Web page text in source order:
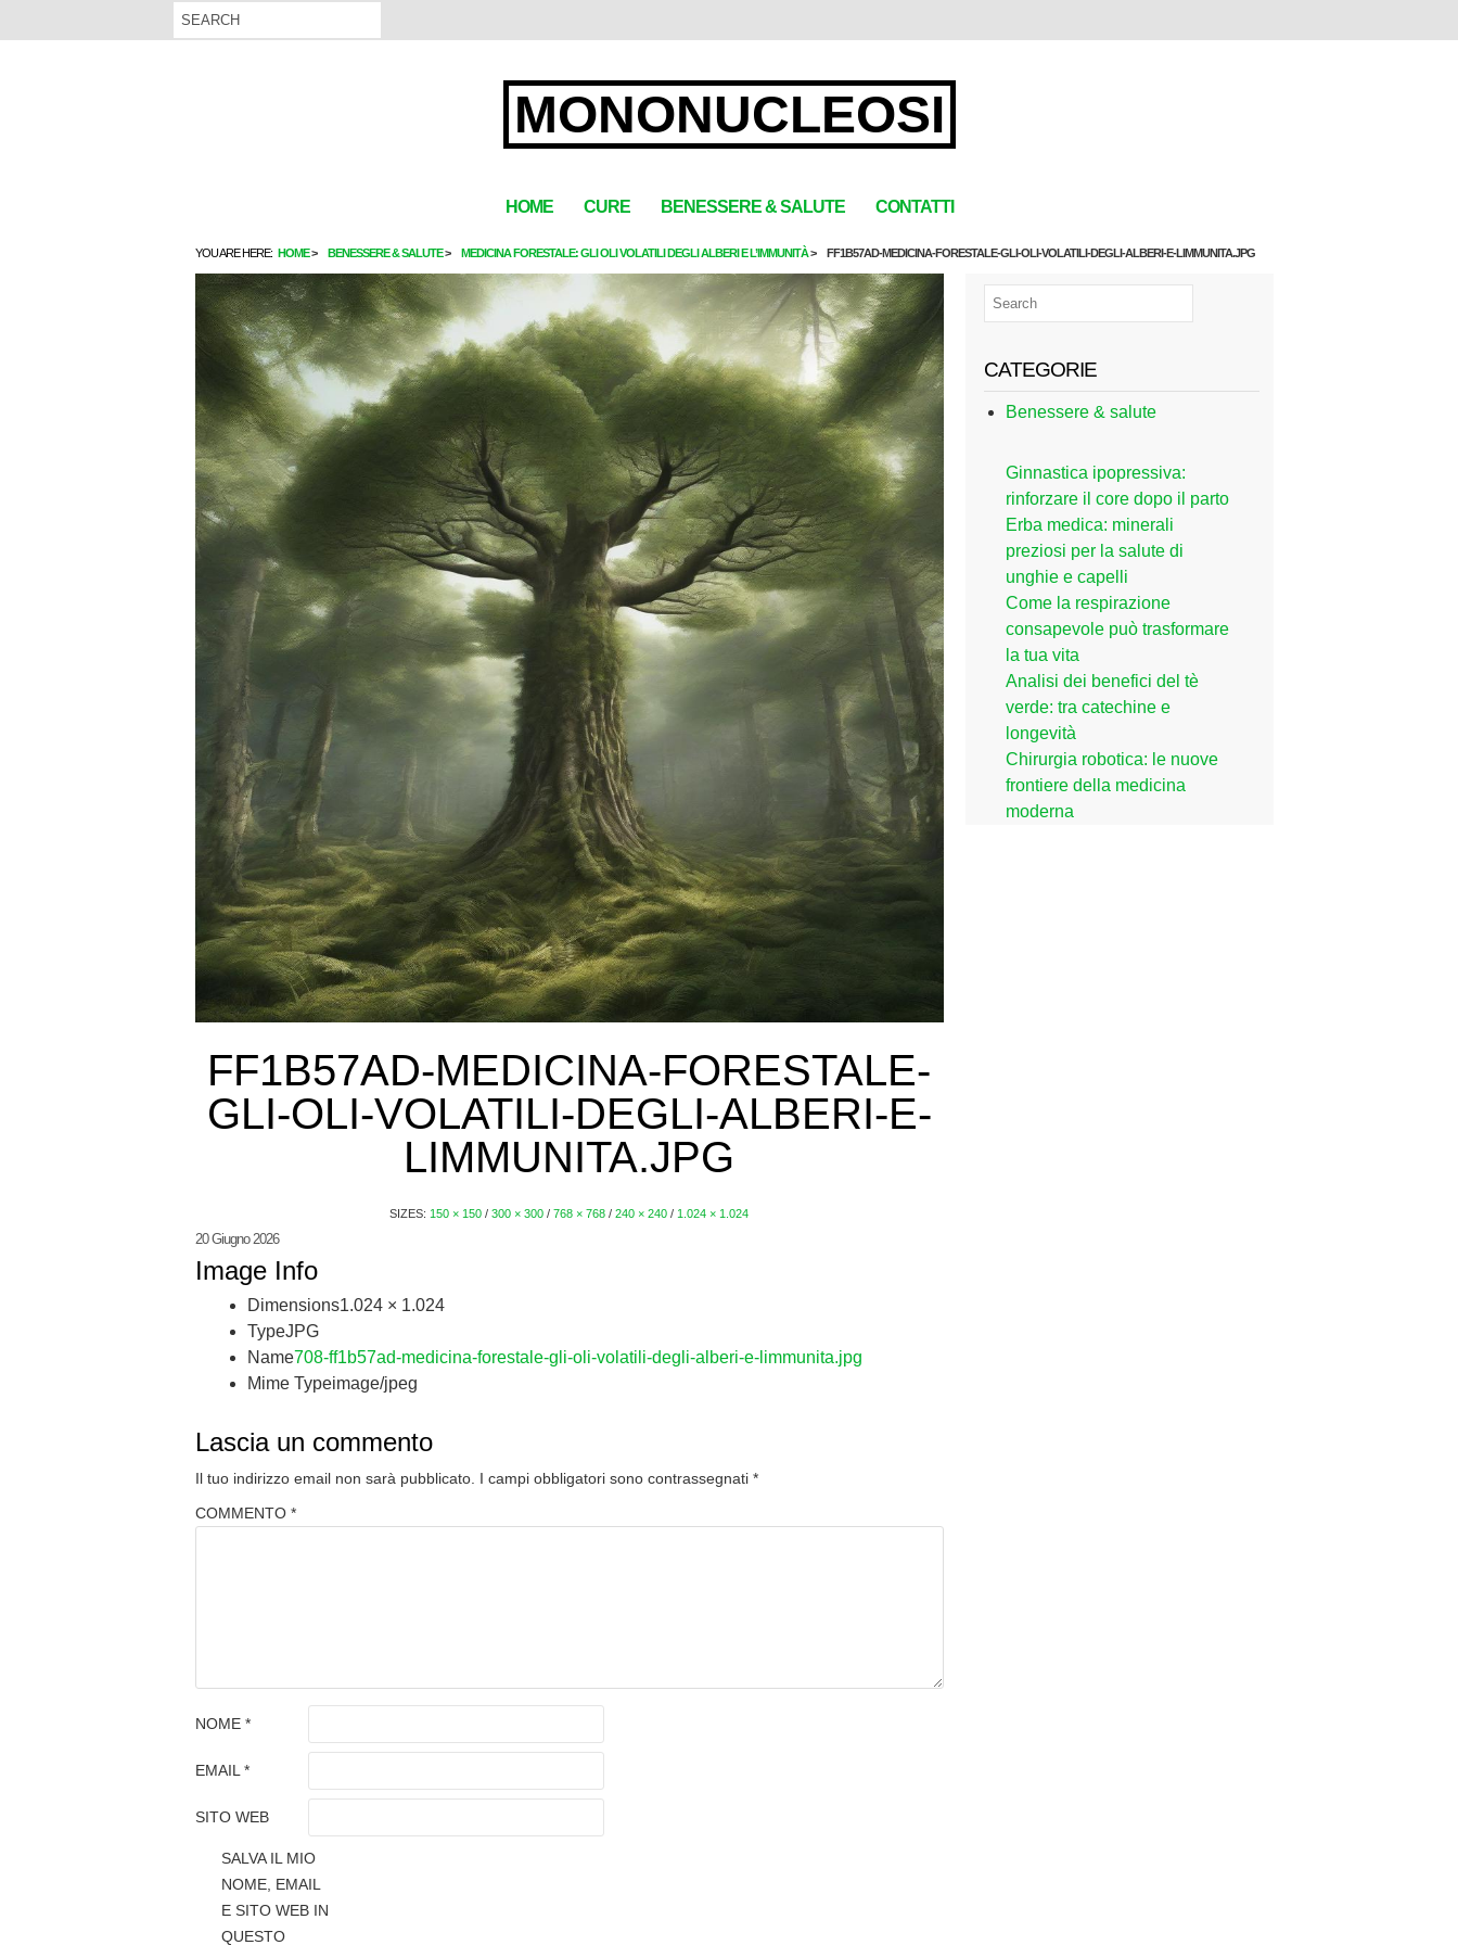
MONONUCLEOSI
HOME CURE BENESSERE & SALUTE CONTATTI
YOU ARE HERE: HOME BENESSERE & SALUTE MEDICINA FORESTALE: GLI OLI VOLATILI DEGLI ALBERI E L’IMMUNITÀ FF1B57AD-MEDICINA-FORESTALE-GLI-OLI-VOLATILI-DEGLI-ALBERI-E-LIMMUNITA.JPG
FF1B57AD-MEDICINA-FORESTALE-
GLI-OLI-VOLATILI-DEGLI-ALBERI-E-
LIMMUNITA.JPG
SIZES: 150 × 150 / 300 × 300 / 768 × 768 / 240 × 240 / 1.024 × 1.024
20 Giugno 2026
Image Info
Dimensions1.024 × 1.024
TypeJPG
Name708-ff1b57ad-medicina-forestale-gli-oli-volatili-degli-alberi-e-limmunita.jpg
Mime Typeimage/jpeg
Lascia un commento
Il tuo indirizzo email non sarà pubblicato. I campi obbligatori sono contrassegnati *
COMMENTO *
NOME *
EMAIL *
SITO WEB
SALVA IL MIO
NOME, EMAIL
E SITO WEB IN
QUESTO
CATEGORIE
Benessere & salute
Ginnastica ipopressiva:
rinforzare il core dopo il parto
Erba medica: minerali
preziosi per la salute di
unghie e capelli
Come la respirazione
consapevole può trasformare
la tua vita
Analisi dei benefici del tè
verde: tra catechine e
longevità
Chirurgia robotica: le nuove
frontiere della medicina
moderna